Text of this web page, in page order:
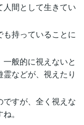
間として生きてい
持っていることに
般的に視えないと
などが、視えたり
すが、全く視えな
。